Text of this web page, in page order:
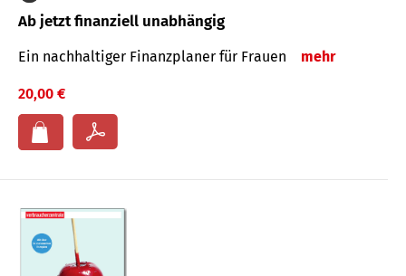
Ab jetzt finanziell unabhängig
Ein nachhaltiger Finanzplaner für Frauen mehr
20,00 €